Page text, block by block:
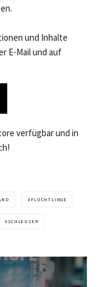
und Inhalte
E-Mail und auf
verfügbar und in
FLÜCHTLINGE
SCHLEUSER